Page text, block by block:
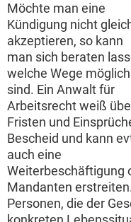
Möchte man eine
Kündigung nicht
akzeptieren, so kann
man sich beraten
welche Wege möglich
sind. Ein Anwalt für
Arbeitsrecht weiß
Fristen und
Bescheid und kann
auch eine
Weiterbeschäftigung
Mandanten
Personen, die der